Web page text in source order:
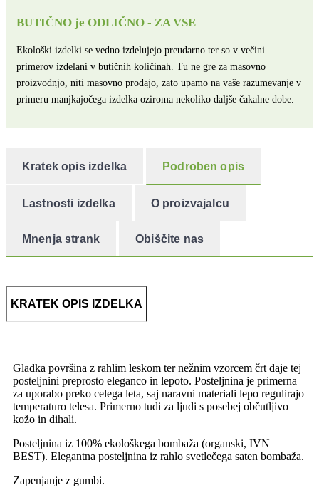
BUTIČNO je ODLIČNO - ZA VSE
Ekološki izdelki se vedno izdelujejo preudarno ter so v večini
primerov izdelani v butičnih količinah. Tu ne gre za masovno
proizvodnjo, niti masovno prodajo, zato upamo na vaše razumevanje v
primeru manjkajočega izdelka oziroma nekoliko daljše čakalne dobe.
Kratek opis izdelka Podroben opis
Lastnosti izdelka O proizvajalcu
Mnenja strank Obiščite nas
KRATEK OPIS IZDELKA
Gladka ​​površina z rahlim leskom ter nežnim vzorcem črt daje tej
posteljnini preprosto eleganco in lepoto. Posteljnina je primerna
za uporabo preko celega leta, saj naravni materiali lepo regulirajo
temperaturo telesa. Primerno tudi za ljudi s posebej občutljivo
kožo in dihali.
Posteljnina iz 100% ekološkega bombaža (organski, IVN
BEST). Elegantna posteljnina iz rahlo svetlečega saten bombaža.
Zapenjanje z gumbi.